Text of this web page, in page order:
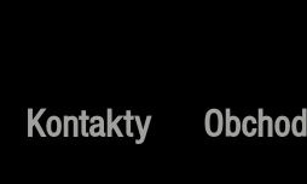
Kontakty Obchod